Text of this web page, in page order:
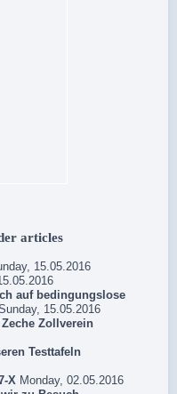
articles
15.05.2016
auf bedingungslose
15.05.2016
Zollverein
Testtafeln
X Monday, 02.05.2016